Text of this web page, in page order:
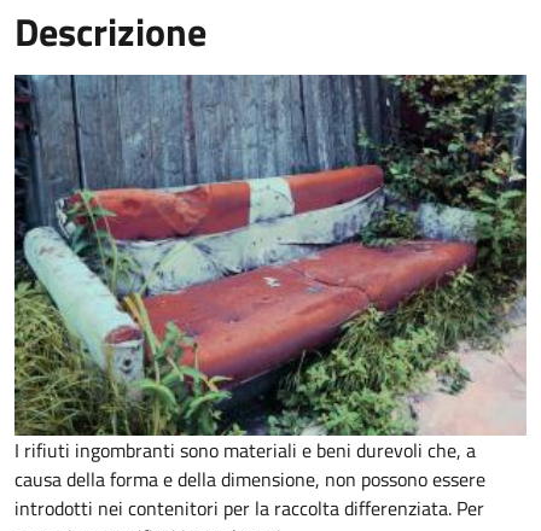
Descrizione
I rifiuti ingombranti sono materiali e beni durevoli che, a
causa della forma e della dimensione, non possono essere
introdotti nei contenitori per la raccolta differenziata. Per